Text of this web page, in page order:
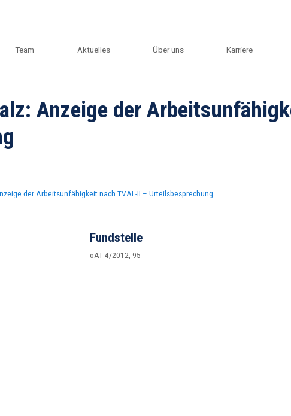
Team Aktuelles Über uns Karriere
Anzeige der
der Arbeitsunfähigkeit nach TVAL-II – Urteilsbesprechung
Fundstelle
öAT 4/2012, 95